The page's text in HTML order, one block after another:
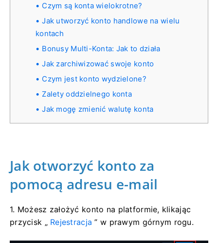
Czym są konta wielokrotne?
Jak utworzyć konto handlowe na wielu
kontach
Bonusy Multi-Konta: Jak to działa
Jak zarchiwizować swoje konto
Czym jest konto wydzielone?
Zalety oddzielnego konta
Jak mogę zmienić walutę konta
Jak otworzyć konto za
pomocą adresu e-mail
1. Możesz założyć konto na platformie, klikając
przycisk „ Rejestracja ” w prawym górnym rogu.